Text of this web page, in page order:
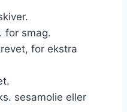
for smag.
for ekstra
sesamolie eller